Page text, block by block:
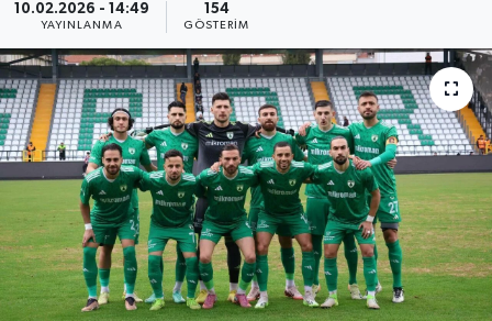
10.02.2026 - 14:49
YAYINLANMA
154
GÖSTERIM